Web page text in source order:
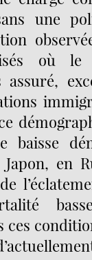
une
où le
assuré,
baisse
en
ces